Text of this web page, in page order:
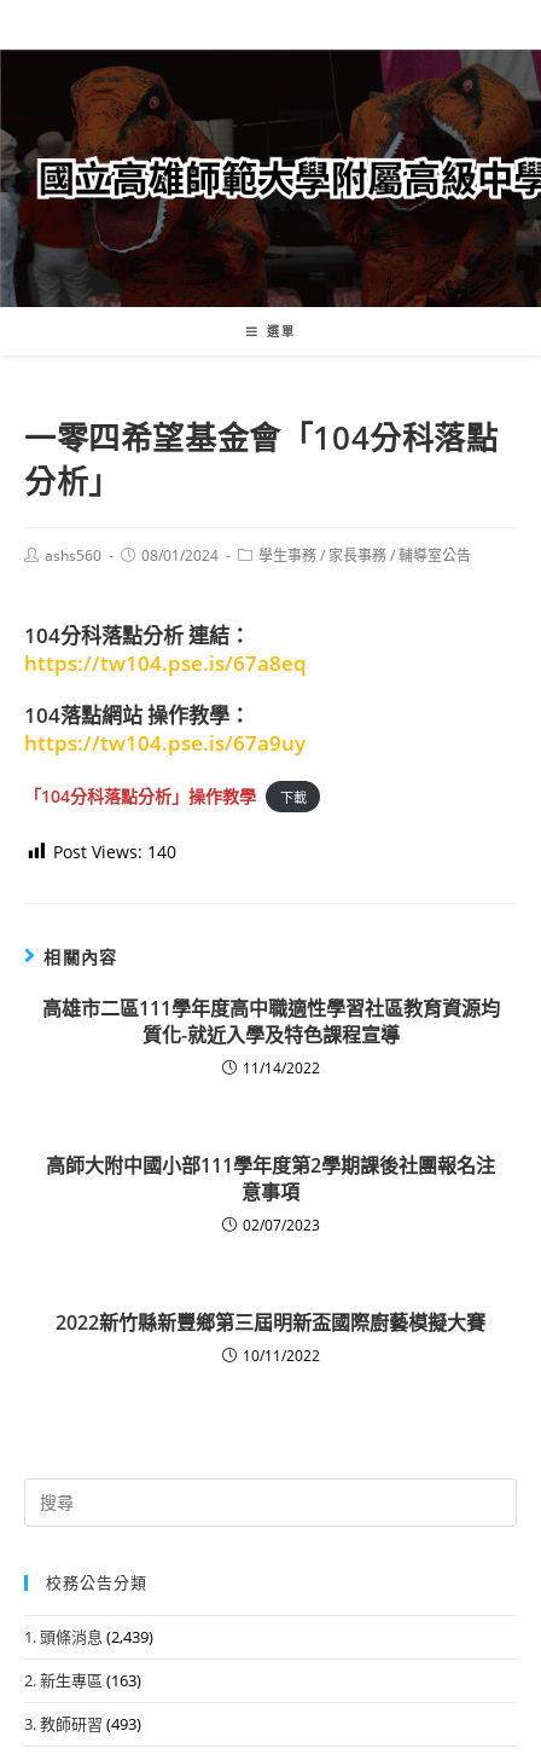
轉
要
內
容
選單
一零四希望基金會「104分科落點
分析」
Postashs560
Post08/01/2024
Post學生事務/ 家長事務/輔導室公告
104分科落點分析 連結：
https://tw104.pse.is/67a8eq
104落點網站 操作教學：
https://tw104.pse.is/67a9uy
「104分科落點分析」操作教學 下載
Post Views: 140
相關內容
高雄市二區111學年度高中職適性學習社區教育資源均
質化-就近入學及特色課程宣導
11/14/2022
高師大附中國小部111學年度第2學期課後社團報名注
意事項
02/07/2023
2022新竹縣新豐鄉第三屆明新盃國際廚藝模擬大賽
10/11/2022
Search
for:
校務公告分類
1. 頭條消息 (2,439)
2. 新生專區 (163)
3. 教師研習 (493)